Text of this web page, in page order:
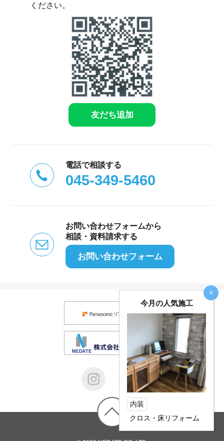
×
今月の人気施工
内装
クロス・床リフォーム
ください。
友だち追加
電話で相談する
045-349-5460
お問い合わせフォームから
相談・資料請求する
お問い合わせフォーム